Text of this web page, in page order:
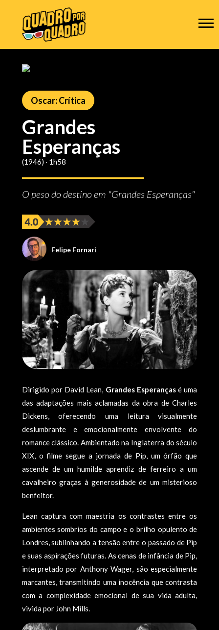
Oscar: Crítica
Grandes
Esperanças
(1946) ‧ 1h58
O peso do destino em "Grandes Esperanças"
Felipe Fornari
Dirigido por David Lean, Grandes Esperançasé uma
das adaptações mais aclamadas da obra de Charles
Dickens, oferecendo uma leitura visualmente
deslumbrante e emocionalmente envolvente do
romance clássico. Ambientado na Inglaterra do século
XIX, o filme segue a jornada de Pip, um órfão que
ascende de um humilde aprendiz de ferreiro a um
cavalheiro graças à generosidade de um misterioso
benfeitor.
Lean captura com maestria os contrastes entre os
ambientes sombrios do campo e o brilho opulento de
Londres, sublinhando a tensão entre o passado de Pip
e suas aspirações futuras. As cenas de infância de Pip,
interpretado por Anthony Wager, são especialmente
marcantes, transmitindo uma inocência que contrasta
com a complexidade emocional de sua vida adulta,
vivida por John Mills.